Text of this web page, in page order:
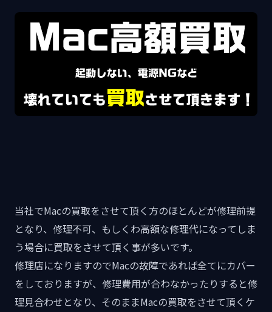
当社でMacの買取をさせて頂く方のほとんどが修理前提
となり、修理不可、もしくわ高額な修理代になってしま
う場合に買取をさせて頂く事が多いです。
修理店になりますのでMacの故障であれば全てにカバー
をしておりますが、修理費用が合わなかったりすると修
理見合わせとなり、そのままMacの買取をさせて頂くケ